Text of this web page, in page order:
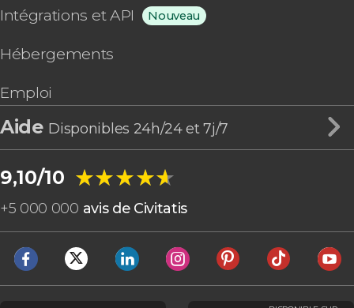
Intégrations et API Nouveau
Hébergements
Emploi
Aide Disponibles 24h/24 et 7j/7
9,10/10 ★★★★★
★★★★★
+5 000 000 avis de Civitatis